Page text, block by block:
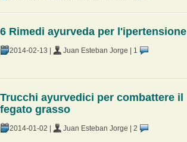
6 Rimedi ayurveda per l'ipertensione
2014-02-13 Juan Esteban Jorge 1
Trucchi ayurvedici per combattere il
fegato grasso
2014-01-02 Juan Esteban Jorge 2